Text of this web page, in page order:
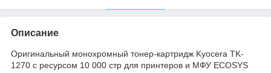
Описание
Оригинальный монохромный тонер-картридж Kyocera TK-
1270 с ресурсом 10 000 стр для принтеров и МФУ ECOSYS